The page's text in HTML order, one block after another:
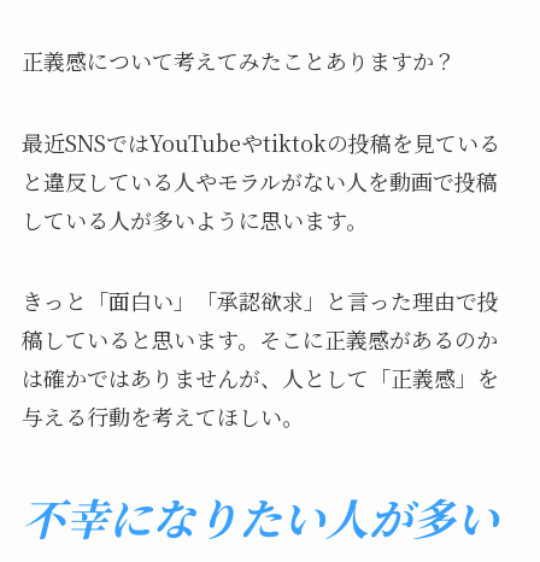
正義感について考えてみたことありますか？
最近SNSではYouTubeやtiktokの投稿を見ている
と違反している人やモラルがない人を動画で投稿
している人が多いように思います。
きっと「面白い」「承認欲求」と言った理由で投
稿していると思います。そこに正義感があるのか
は確かではありませんが、人として「正義感」を
与える行動を考えてほしい。
不幸になりたい人が多い